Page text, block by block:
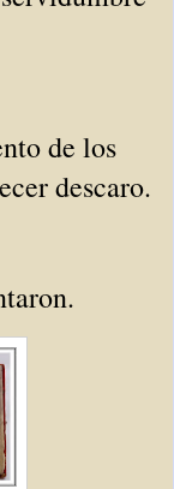
de los
descaro.